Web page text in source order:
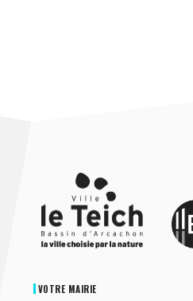
VOTRE MAIRIE